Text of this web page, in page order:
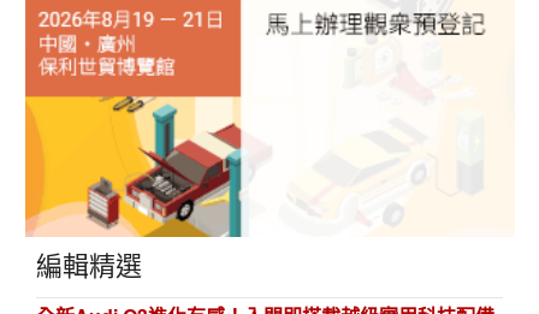
編輯精選